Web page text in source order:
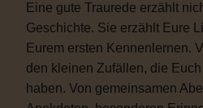
Eine gute Traurede erzählt
Geschichte. Sie erzählt Eure
Eurem ersten Kennenlernen.
den kleinen Zufällen, die
haben. Von gemeinsamen